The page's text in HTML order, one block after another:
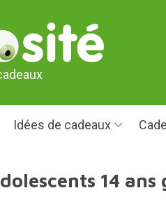
Idées de cadeaux
14 ans